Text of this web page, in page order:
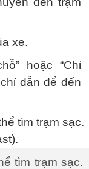
xe.
hoặc “Chỉ
dẫn để đến
tìm trạm sạc.